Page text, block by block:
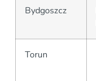
Bydgoszcz
Torun